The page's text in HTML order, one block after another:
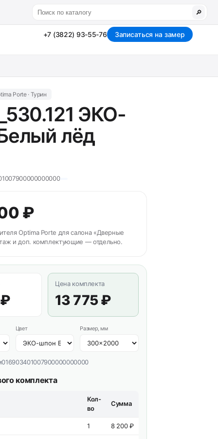
🔎
+7 (3822) 93-55-76 Записаться на замер
Porte · Турин
ЭКО-
лёд
₽
Optima Porte для салона «Дверные
и доп. комплектующие — отдельно.
Цена комплекта
13 775 ₽
Цвет Размер, мм
комплекта
Кол-
во
Сумма
1 8 200 ₽